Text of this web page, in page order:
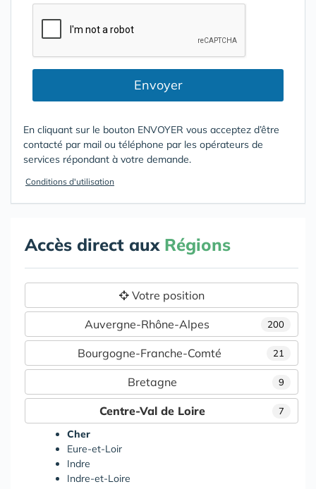
Envoyer
En cliquant sur le bouton ENVOYER vous acceptez d’être
contacté par mail ou téléphone par les opérateurs de
services répondant à votre demande.
Conditions d'utilisation
Accès direct aux Régions
Votre position
200
Auvergne-Rhône-Alpes
21
Bourgogne-Franche-Comté
9
Bretagne
7
Centre-Val de Loire
Cher
Eure-et-Loir
Indre
Indre-et-Loire